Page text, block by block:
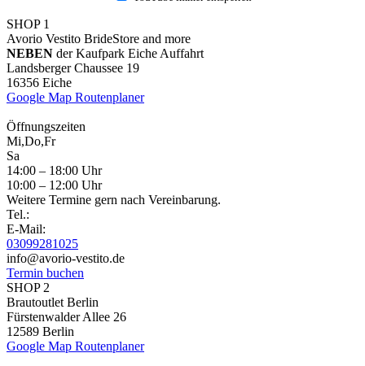
SHOP 1
Avorio Vestito BrideStore and more
NEBEN der Kaufpark Eiche Auffahrt
Landsberger Chaussee 19
16356 Eiche
Google Map Routenplaner
Öffnungszeiten
Mi,Do,Fr
Sa
14:00 – 18:00 Uhr
10:00 – 12:00 Uhr
Weitere Termine gern nach Vereinbarung.
Tel.:
E-Mail:
03099281025
info@avorio-vestito.de
Termin buchen
SHOP 2
Brautoutlet Berlin
Fürstenwalder Allee 26
12589 Berlin
Google Map Routenplaner